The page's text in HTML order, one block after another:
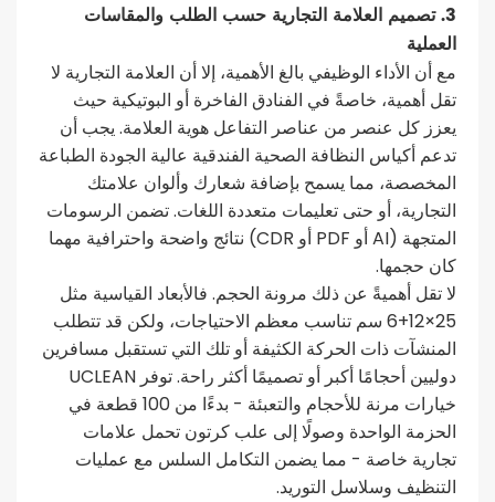
3. تصميم العلامة التجارية حسب الطلب والمقاسات
العملية
مع أن الأداء الوظيفي بالغ الأهمية، إلا أن العلامة التجارية لا
تقل أهمية، خاصةً في الفنادق الفاخرة أو البوتيكية حيث
يعزز كل عنصر من عناصر التفاعل هوية العلامة. يجب أن
تدعم أكياس النظافة الصحية الفندقية عالية الجودة الطباعة
المخصصة، مما يسمح بإضافة شعارك وألوان علامتك
التجارية، أو حتى تعليمات متعددة اللغات. تضمن الرسومات
المتجهة (AI أو PDF أو CDR) نتائج واضحة واحترافية مهما
كان حجمها.
لا تقل أهميةً عن ذلك مرونة الحجم. فالأبعاد القياسية مثل
25×12+6 سم تناسب معظم الاحتياجات، ولكن قد تتطلب
المنشآت ذات الحركة الكثيفة أو تلك التي تستقبل مسافرين
دوليين أحجامًا أكبر أو تصميمًا أكثر راحة. توفر UCLEAN
خيارات مرنة للأحجام والتعبئة - بدءًا من 100 قطعة في
الحزمة الواحدة وصولًا إلى علب كرتون تحمل علامات
تجارية خاصة - مما يضمن التكامل السلس مع عمليات
التنظيف وسلاسل التوريد.